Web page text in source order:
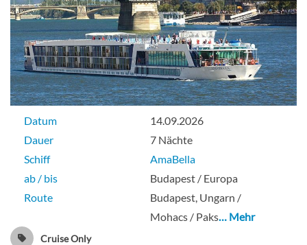
Datum
14.09.2026
Dauer
7 Nächte
Schiff
AmaBella
ab / bis
Budapest / Europa
Route
Budapest, Ungarn /
Mohacs / Paks… Mehr
Cruise Only